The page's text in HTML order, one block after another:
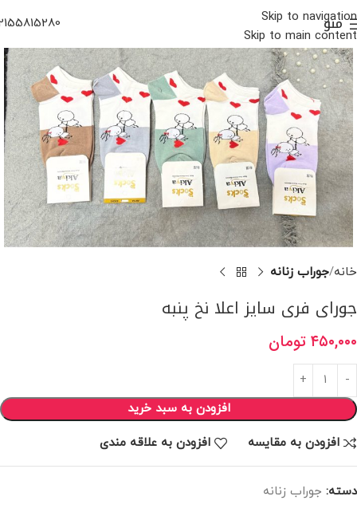
Skip to navigation
Skip to main content
منو
خانه جوراب زنانه
جورای فری سایز اعلا نخ پنبه
۴۵۰,۰۰۰ تومان
افزودن به سبد خرید
افزودن به مقایسه افزودن به علاقه مندی
دسته: جوراب زنانه